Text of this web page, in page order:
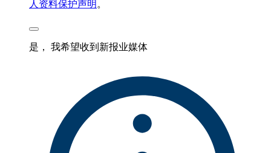
人资料保护声明 。
是， 我希望收到新报业媒体